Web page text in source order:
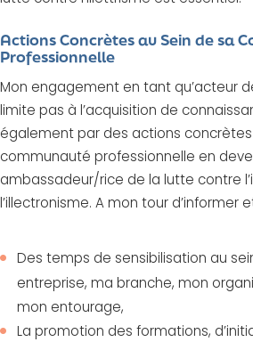
Actions Concrètes au Sein de sa
Professionnelle
Mon engagement en tant qu’acteur
limite pas à l’acquisition de
également par des actions
communauté professionnelle en
ambassadeur/rice de la lutte contre
l’illectronisme. A mon tour d’informer
Des temps de sensibilisation au
entreprise, ma branche, mon
mon entourage,
La promotion des formations,